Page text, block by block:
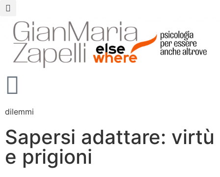
dilemmi
Sapersi adattare: virtù
e prigioni